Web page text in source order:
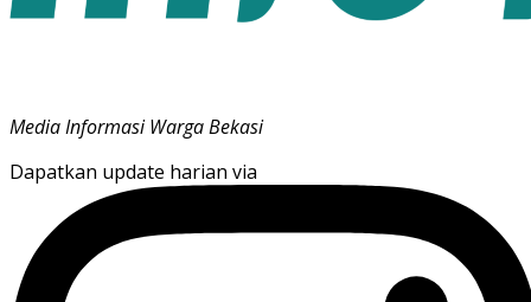
Media Informasi Warga Bekasi
Dapatkan update harian via